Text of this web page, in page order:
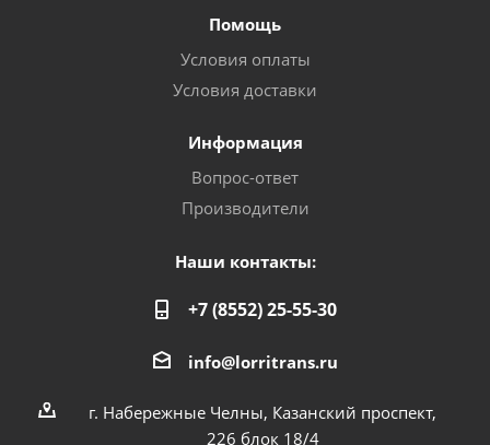
Помощь
Условия оплаты
Условия доставки
Информация
Вопрос-ответ
Производители
Наши контакты:
+7 (8552) 25-55-30
info@lorritrans.ru
г. Набережные Челны, Казанский проспект,
226 блок 18/4